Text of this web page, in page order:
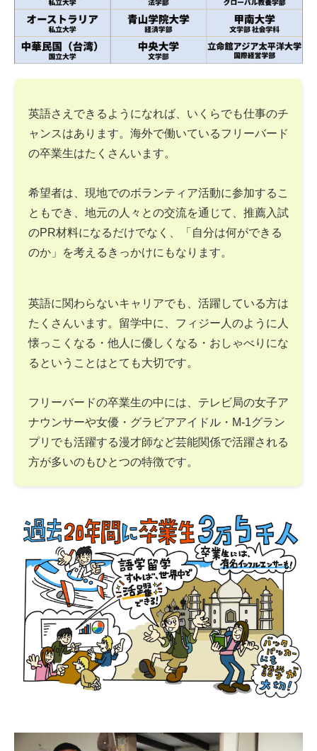
英語さえできるようになれば、いくらでも仕事のチ
ャンスはあります。海外で働いているフリーバード
の卒業生はたくさんいます。
希望者は、現地でのボランティア活動に参加するこ
ともでき、地元の人々との交流を通じて、推薦入試
のPR材料になるだけでなく、「自分は何ができる
のか」を考えるきっかけにもなります。
英語に関わらないキャリアでも、活躍している方は
たくさんいます。留学中に、フィジー人のように人
懐っこくなる・他人に優しくなる・おしゃべりにな
るということはとても大切です。
フリーバードの卒業生の中には、テレビ局の女子ア
ナウンサーや女優・グラビアアイドル・M-1グラン
プリでも活躍する漫才師など芸能関係で活躍される
方が多いのもひとつの特徴です。